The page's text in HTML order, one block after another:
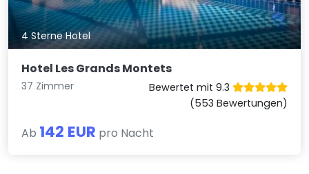
4 Sterne Hotel
Hotel Les Grands Montets
37 Zimmer
Bewertet mit 9.3
(553 Bewertungen)
Ab 142 EUR pro Nacht